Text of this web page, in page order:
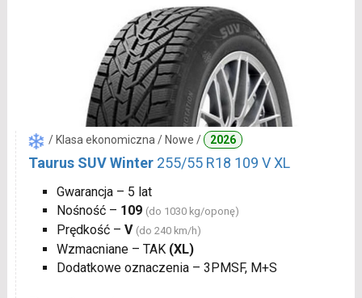
/ Klasa ekonomiczna / Nowe / 2026
Taurus SUV Winter 255/55 R18 109 V XL
Gwarancja – 5 lat
Nośność – 109 (do 1030 kg/oponę)
Prędkość – V (do 240 km/h)
Wzmacniane – TAK (XL)
Dodatkowe oznaczenia – 3PMSF, M+S